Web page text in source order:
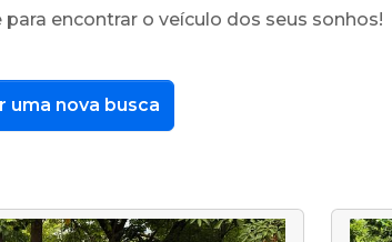
para encontrar o veículo dos seus sonhos!
uma nova busca